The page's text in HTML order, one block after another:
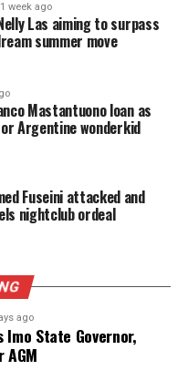
1 week ago
Las aiming to surpass
summer move
Mastantuono loan as
Argentine wonderkid
Fuseini attacked and
nightclub ordeal
ago
Imo State Governor,
AGM